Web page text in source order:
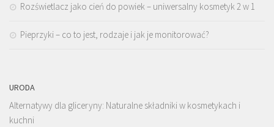
Rozświetlacz jako cień do powiek – uniwersalny kosmetyk 2 w 1
Pieprzyki – co to jest, rodzaje i jak je monitorować?
URODA
Alternatywy dla gliceryny: Naturalne składniki w kosmetykach i
kuchni